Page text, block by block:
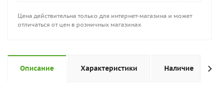
Цена действительна только для интернет-магазина и может
отличаться от цен в розничных магазинах
Описание Характеристики Наличие